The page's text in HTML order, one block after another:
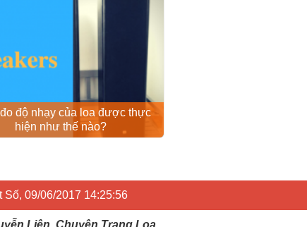
độ nhạy của loa được thực
hiện như thế nào?
09/06/2017 14:25:56
Liên, Chuyên Trang Loa